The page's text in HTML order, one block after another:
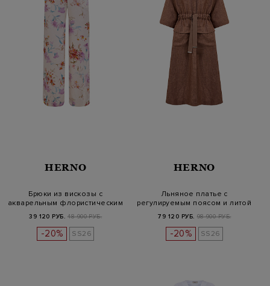
HERNO
Брюки из вискозы с
акварельным флористическим
39 120 РУБ. 48 900 РУБ.
-20% SS26
HERNO
Льняное платье с
регулируемым поясом и литой
79 120 РУБ. 98 900 РУБ.
-20% SS26